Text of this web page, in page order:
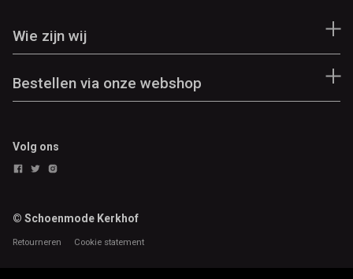
Wie zijn wij
Bestellen via onze webshop
Volg ons
© Schoenmode Kerkhof
Retourneren Cookie statement